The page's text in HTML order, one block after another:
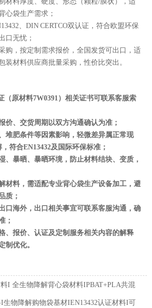
心袋生产需求；
、DIN CERTCO双认证，符合欧盟环保
口无忧；
购，按定制需求报价，全国发货可出口，适
装材料供应商批量采购，性价比突出。
（原材料7W0391）相关证书可联系客服索
价、交货周期以双方沟通确认为准；
堆肥条件等因素影响，轻微差异属正常现
符合EN13432及国际环保标准；
、暴晒、暴晒环境，防止材料结块、变质，
材料，需适配专业背心袋生产设备加工，避
质；
口海外，出口相关事宜可联系客服沟通，确
；
、报价、认证及定制服务相关内容的解释
制优化。
I 全生物降解背心袋材料IPBAT+PLA共混
物降解购物袋基材IEN13432认证材料I可